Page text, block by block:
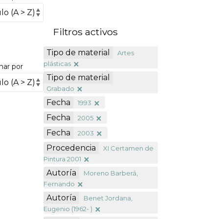
por
Filtros activos
Tipo de material
Artes
plásticas
Tipo de material
Grabado
Fecha 1993
Fecha 2005
Fecha 2003
Procedencia
XI Certamen de
Pintura 2001
Autoría
Moreno Barberá,
Fernando
Autoría
Benet Jordana,
Eugenio (1962- )